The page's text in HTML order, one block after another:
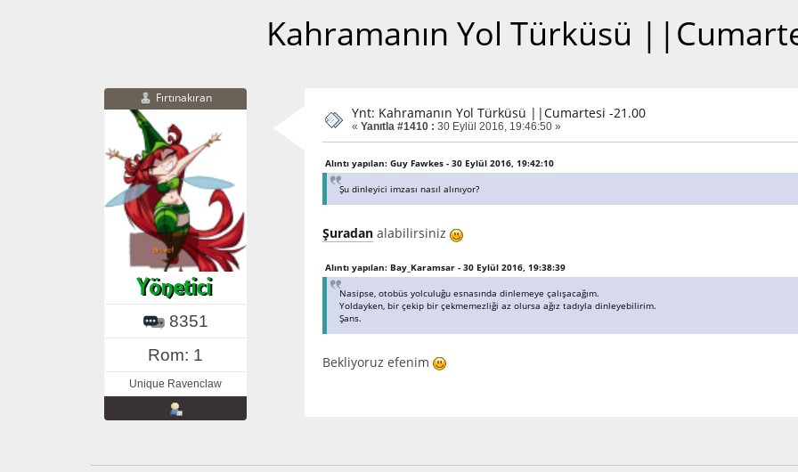
Kahramanın Yol Türküsü
Fırtınakıran
8351
Rom: 1
Unique Ravenclaw
Ynt: Kahramanın Yol Türküsü ||Cumartesi -21.00
« Yanıtla #1410 : 30 Eylül 2016, 19:46:50 »
Alıntı yapılan: Guy Fawkes - 30 Eylül 2016, 19:42:10
Şu dinleyici imzası nasıl alınıyor?
Şuradan alabilirsiniz
Alıntı yapılan: Bay_Karamsar - 30 Eylül 2016, 19:38:39
Nasipse, otobüs yolculuğu esnasında dinlemeye çalışacağım.
Yoldayken, bir çekip bir çekmemezliği az olursa ağız tadıyla dinleyebilirim.
Şans.
Bekliyoruz efenim